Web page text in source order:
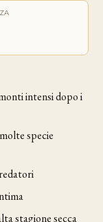
intensi dopo i
specie
stagione secca